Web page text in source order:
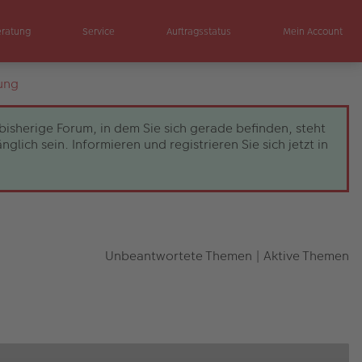
Service Auftragsstatus Mein Account
Forum, in dem Sie sich gerade befinden, steht
sein. Informieren und registrieren Sie sich jetzt in
Unbeantwortete Themen | Aktive Themen